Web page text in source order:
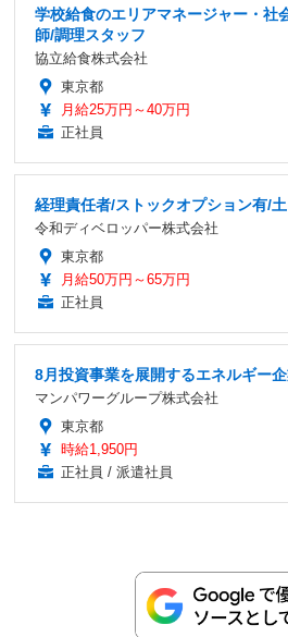
学校給食のエリアマネージャー・社
師/調理スタッフ
協立給食株式会社
東京都
月給25万円～40万円
正社員
経理責任者/ストックオプション有/
令和ディベロッパー株式会社
東京都
月給50万円～65万円
正社員
8月投資事業を展開するエネルギー
マンパワーグループ株式会社
東京都
時給1,950円
正社員 / 派遣社員